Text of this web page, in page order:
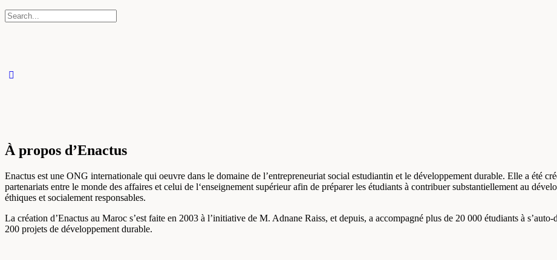
À propos d’Enactus
Enactus est une ONG internationale qui oeuvre dans le domaine de l’entrepreneuriat social estudiantin et le développement durable. Elle a été
partenariats entre le monde des affaires et celui de l‘enseignement supérieur afin de préparer les étudiants à contribuer substantiellement au
éthiques et socialement responsables.
La création d’Enactus au Maroc s’est faite en 2003 à l’initiative de M. Adnane Raiss, et depuis, a accompagné plus de 20 000 étudiants à
200 projets de développement durable.